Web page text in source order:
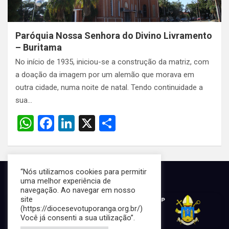
Paróquia Nossa Senhora do Divino Livramento
– Buritama
No início de 1935, iniciou-se a construção da matriz, com
a doação da imagem por um alemão que morava em
outra cidade, numa noite de natal. Tendo continuidade a
sua…
W
at
s
A
p
p
F
ce
b
o
o
k
Li
ke
dI
n
X
ar
e
“Nós utilizamos cookies para permitir
uma melhor experiência de
navegação. Ao navegar em nosso
site
(https://diocesevotuporanga.org.br/)
Você já consenti a sua utilização”.